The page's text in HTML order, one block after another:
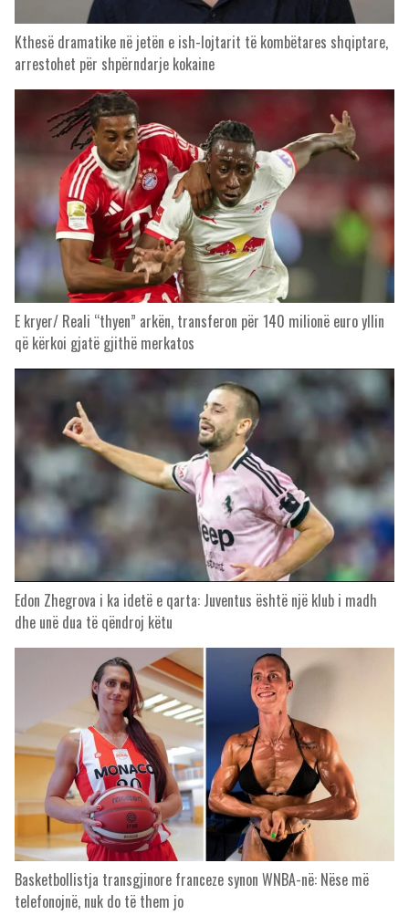
Kthesë dramatike në jetën e ish-lojtarit të kombëtares shqiptare,
arrestohet për shpërndarje kokaine
E kryer/ Reali “thyen” arkën, transferon për 140 milionë euro yllin
që kërkoi gjatë gjithë merkatos
Edon Zhegrova i ka idetë e qarta: Juventus është një klub i madh
dhe unë dua të qëndroj këtu
Basketbollistja transgjinore franceze synon WNBA-në: Nëse më
telefonojnë, nuk do të them jo